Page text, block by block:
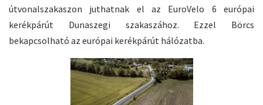
útvonalszakaszon juthatnak el az EuroVelo 6 európai
kerékpárút Dunaszegi szakaszához. Ezzel Börcs
bekapcsolható az európai kerékpárút hálózatba.